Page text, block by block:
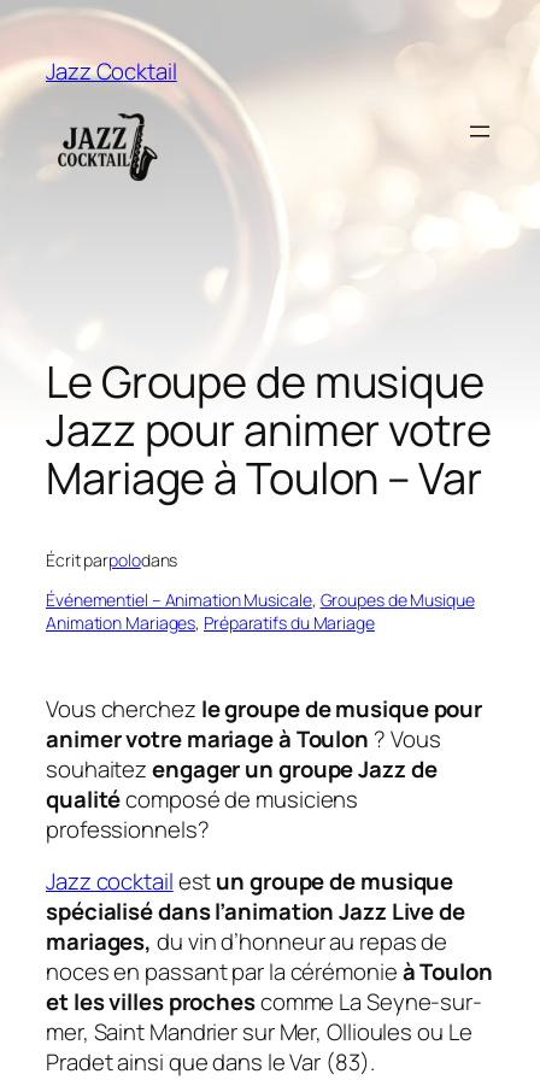
Aller
au
contenu
Jazz Cocktail
Le Groupe de musique
Jazz pour animer votre
Mariage à Toulon – Var
Écrit parpolodans
Événementiel – Animation Musicale, Groupes de Musique
Animation Mariages, Préparatifs du Mariage
Vous cherchez le groupe de musique pour
animer votre mariage à Toulon ? Vous
souhaitezengager un groupe Jazz de
qualitécomposé de musiciens
professionnels?
Jazz cocktailestun groupe de musique
spécialisé dans l’animation Jazz Live de
mariages,du vin d’honneur au repas de
noces en passant par la cérémonieà Toulon
et les villes prochescomme La Seyne-sur-
mer, Saint Mandrier sur Mer, Ollioules ou Le
Pradet ainsi que dans le Var (83).